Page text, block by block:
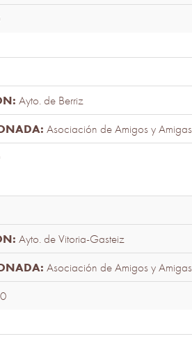
Ayto. de Berriz
Asociación de Amigos y
Ayto. de Vitoria-Gasteiz
Asociación de Amigos y